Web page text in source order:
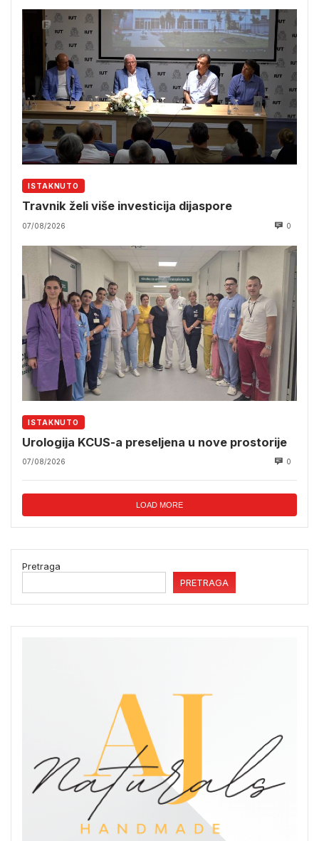
ISTAKNUTO
Travnik želi više investicija dijaspore
07/08/2026 0
ISTAKNUTO
Urologija KCUS-a preseljena u nove prostorije
07/08/2026 0
LOAD MORE
Pretraga
PRETRAGA